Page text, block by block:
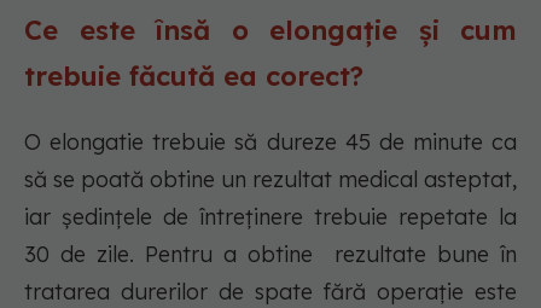
Ce este însă o elongație și cum
trebuie făcută ea corect?
O elongatie trebuie să dureze 45 de minute ca
să se poată obtine un rezultat medical asteptat,
iar ședințele de întreținere trebuie repetate la
30 de zile. Pentru a obtine rezultate bune în
tratarea durerilor de spate fără operație este